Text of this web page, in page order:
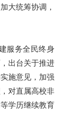
大统筹协调，
服务全民终身
出台关于推进
施意见，加强
对直属高校非
学历继续教育